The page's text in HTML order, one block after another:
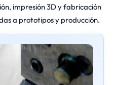
impresión 3D y fabricación
a prototipos y producción.